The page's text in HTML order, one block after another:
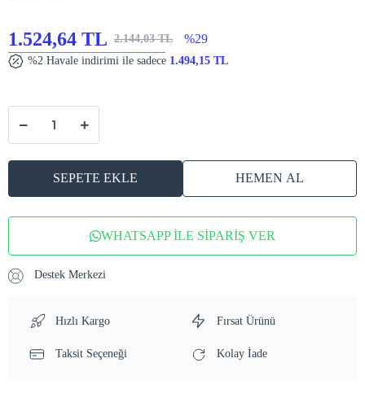
1.524,64 TL 2.144,03 TL %29
%2 Havale indirimi ile sadece 1.494,15 TL
SEPETE EKLE HEMEN AL
WHATSAPP İLE SİPARİŞ VER
Destek Merkezi
Hızlı Kargo Fırsat Ürünü
Taksit Seçeneği Kolay İade